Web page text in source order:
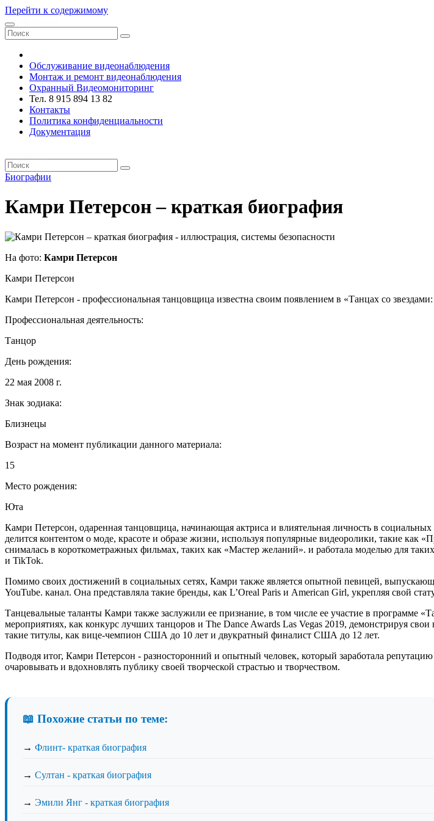
Перейти к содержимому
Обслуживание видеонаблюдения
Монтаж и ремонт видеонаблюдения
Охранный Видеомониторинг
Тел. 8 915 894 13 82
Контакты
Политика конфиденциальности
Документация
Биографии
Камри Петерсон – краткая биография
На фото: Камри Петерсон
Камри Петерсон
Камри Петерсон - профессиональная танцовщица известна своим появлением в «Танцах со
Профессиональная деятельность:
Танцор
День рождения:
22 мая 2008 г.
Знак зодиака:
Близнецы
Возраст на момент публикации данного материала:
15
Место рождения:
Юта
Камри Петерсон, одаренная танцовщица, начинающая актриса и влиятельная личность в
делится контентом о моде, красоте и образе жизни, используя популярные видеоролики, такие
снималась в короткометражных фильмах, таких как «Мастер желаний». и работала моделью для
и TikTok.
Помимо своих достижений в социальных сетях, Камри также является опытной певицей,
YouTube. канал. Она представляла такие бренды, как L’Oreal Paris и American Girl, укрепляя свой
Танцевальные таланты Камри также заслужили ее признание, в том числе ее участие в
мероприятиях, как конкурс лучших танцоров и The Dance Awards Las Vegas 2019, демонстрируя
такие титулы, как вице-чемпион США до 10 лет и двукратный финалист США до 12 лет.
Подводя итог, Камри Петерсон - разносторонний и опытный человек, который заработала
очаровывать и вдохновлять публику своей творческой страстью и творчеством.
📖 Похожие статьи по теме:
→ Флинт- краткая биография
→ Султан - краткая биография
→ Эмили Янг - краткая биография